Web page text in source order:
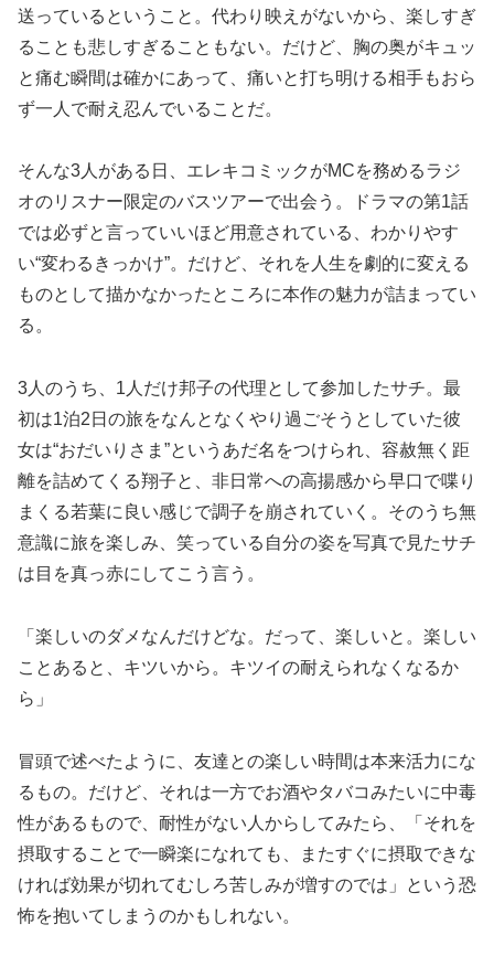
送っているということ。代わり映えがないから、楽しすぎ
ることも悲しすぎることもない。だけど、胸の奥がキュッ
と痛む瞬間は確かにあって、痛いと打ち明ける相手もおら
ず一人で耐え忍んでいることだ。
そんな3人がある日、エレキコミックがMCを務めるラジ
オのリスナー限定のバスツアーで出会う。ドラマの第1話
では必ずと言っていいほど用意されている、わかりやす
い“変わるきっかけ”。だけど、それを人生を劇的に変える
ものとして描かなかったところに本作の魅力が詰まってい
る。
3人のうち、1人だけ邦子の代理として参加したサチ。最
初は1泊2日の旅をなんとなくやり過ごそうとしていた彼
女は“おだいりさま”というあだ名をつけられ、容赦無く距
離を詰めてくる翔子と、非日常への高揚感から早口で喋り
まくる若葉に良い感じで調子を崩されていく。そのうち無
意識に旅を楽しみ、笑っている自分の姿を写真で見たサチ
は目を真っ赤にしてこう言う。
「楽しいのダメなんだけどな。だって、楽しいと。楽しい
ことあると、キツいから。キツイの耐えられなくなるか
ら」
冒頭で述べたように、友達との楽しい時間は本来活力にな
るもの。だけど、それは一方でお酒やタバコみたいに中毒
性があるもので、耐性がない人からしてみたら、「それを
摂取することで一瞬楽になれても、またすぐに摂取できな
ければ効果が切れてむしろ苦しみが増すのでは」という恐
怖を抱いてしまうのかもしれない。